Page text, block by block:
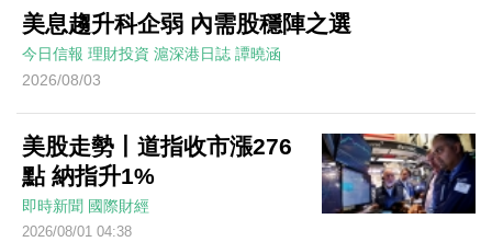
美息趨升科企弱 內需股穩陣之選
今日信報 理財投資 滬深港日誌 譚曉涵
2026/08/03
美股走勢丨道指收市漲276
點 納指升1%
即時新聞 國際財經
2026/08/01 04:38